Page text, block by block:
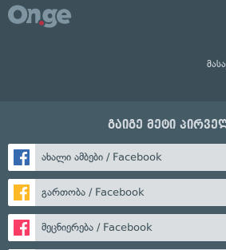
გაიგე მეტი
ახალი ამბები / Facebook
გართობა / Facebook
მეცნიერება / Facebook